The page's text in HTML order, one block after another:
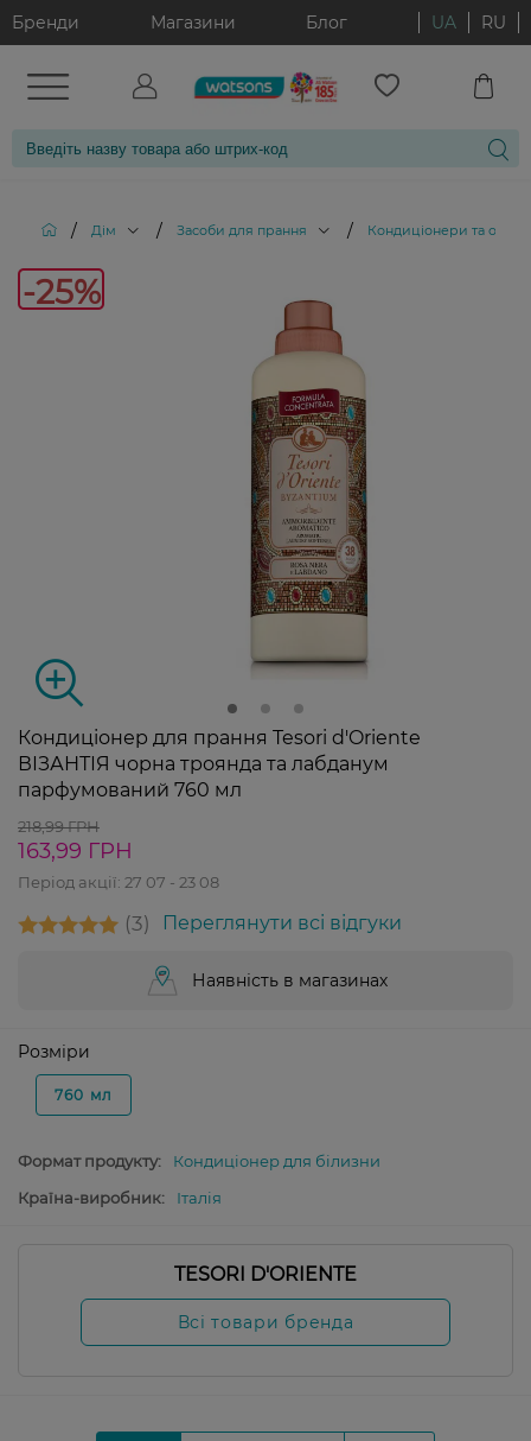
Бренди Магазини Блог UA RU
/ Дім / Засоби для прання / Кондиціонери та
-25%
Кондиціонер для прання Tesori d'Oriente
ВІЗАНТІЯ чорна троянда та лабданум
парфумований 760 мл
218,99 ГРН
163,99 ГРН
Період акції: 27 07 - 23 08
3 Переглянути всі відгуки
Наявність в магазинах
Розміри
760 мл
Формат продукту:
Кондиціонер для білизни
Країна-виробник:
Італія
TESORI D'ORIENTE
Всі товари бренда